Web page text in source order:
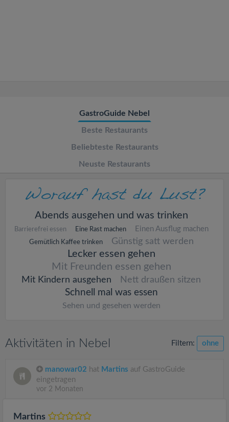
GastroGuide Nebel
Beste Restaurants
Beliebteste Restaurants
Neuste Restaurants
Abends ausgehen und was trinken
Barrierefrei essen Eine Rast machen Einen Ausflug machen
Gemütlich Kaffee trinken Günstig satt werden
Lecker essen gehen
Mit Freunden essen gehen
Mit Kindern ausgehen Nett draußen sitzen
Schnell mal was essen
Sehen und gesehen werden
Aktivitäten in Nebel Filtern: ohne
manowar02 hat Martins auf GastroGuide
eingetragen
vor 2 Monaten
Martins